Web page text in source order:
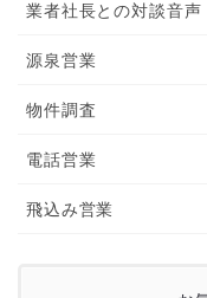
業者社長との対談音声
源泉営業
物件調査
電話営業
飛込み営業